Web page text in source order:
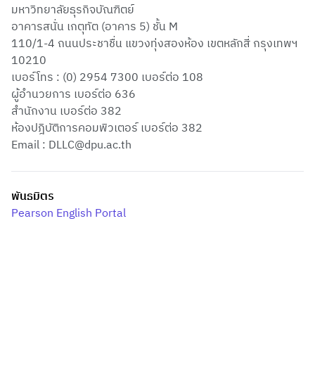
มหาวิทยาลัยธุรกิจบัณฑิตย์
อาคารสนั่น เกตุทัต (อาคาร 5) ชั้น M
110/1-4 ถนนประชาชื่น แขวงทุ่งสองห้อง เขตหลักสี่ กรุงเทพฯ
10210
เบอร์โทร : (0) 2954 7300 เบอร์ต่อ 108
ผู้อำนวยการ เบอร์ต่อ 636
สำนักงาน เบอร์ต่อ 382
ห้องปฎิบัติการคอมพิวเตอร์ เบอร์ต่อ 382
Email : DLLC@dpu.ac.th
พันธมิตร
Pearson English Portal